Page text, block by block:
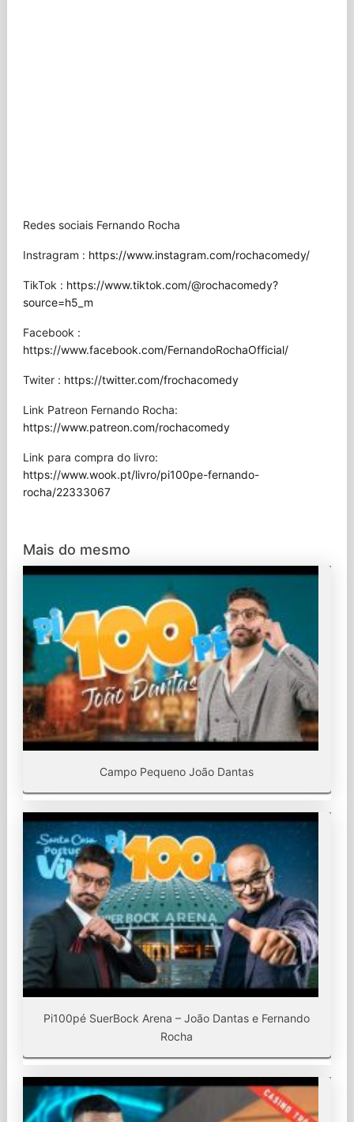
Redes sociais Fernando Rocha
Instragram : https://www.instagram.com/rochacomedy/
TikTok : https://www.tiktok.com/@rochacomedy?
source=h5_m
Facebook :
https://www.facebook.com/FernandoRochaOfficial/
Twiter : https://twitter.com/frochacomedy
Link Patreon Fernando Rocha:
https://www.patreon.com/rochacomedy
Link para compra do livro:
https://www.wook.pt/livro/pi100pe-fernando-
rocha/22333067
Mais do mesmo
Campo Pequeno João Dantas
Pi100pé SuerBock Arena – João Dantas e Fernando
Rocha